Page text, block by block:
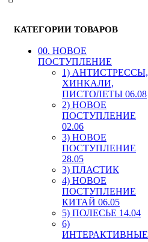
КАТЕГОРИИ ТОВАРОВ
00. HОВОЕ
ПОСТУПЛЕНИЕ
1) АНТИСТРЕССЫ,
ХИНКАЛИ,
ПИСТОЛЕТЫ 06.08
2) НОВОЕ
ПОСТУПЛЕНИЕ
02.06
3) НОВОЕ
ПОСТУПЛЕНИЕ
28.05
3) ПЛАСТИК
4) НОВОЕ
ПОСТУПЛЕНИЕ
КИТАЙ 06.05
5) ПОЛЕСЬЕ 14.04
6)
ИНТЕРАКТИВНЫЕ